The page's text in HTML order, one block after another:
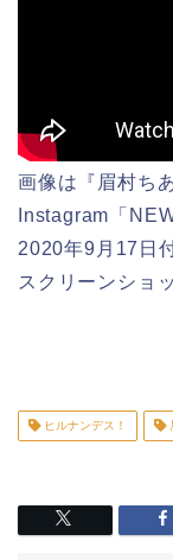
画像は『眉村ち
Instagram「
2020年9月17日
スクリーンショ
ヒルナンデス！